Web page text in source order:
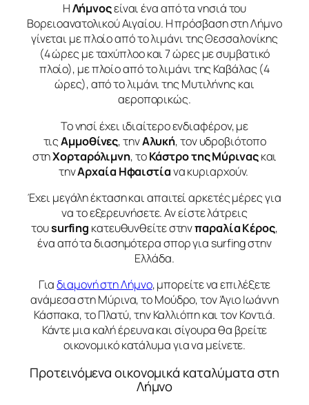
ΗΛήμνοςείναι ένα από τα νησιά του
Βορειοανατολικού Αιγαίου. Η πρόσβαση στη Λήμνο
γίνεται με πλοίο από το λιμάνι της Θεσσαλονίκης
(4 ώρες με ταχύπλοο και 7 ώρες με συμβατικό
πλοίο), με πλοίο από το λιμάνι της Καβάλας (4
ώρες), από το λιμάνι της Μυτιλήνης και
αεροπορικώς.
Το νησί έχει ιδιαίτερο ενδιαφέρον, με
τιςΑμμοθίνες, τηνΑλυκή, τον υδροβιότοπο
στηΧορταρόλιμνη, τοΚάστρο της Μύριναςκαι
τηνΑρχαία Ηφαιστίανα κυριαρχούν.
Έχει μεγάλη έκταση και απαιτεί αρκετές μέρες για
να το εξερευνήσετε. Αν είστε λάτρεις
τουsurfing κατευθυνθείτε στηνπαραλία Κέρος,
ένα από τα διασημότερα σπορ για surfing στην
Ελλάδα.
Γιαδιαμονή στη Λήμνο, μπορείτε να επιλέξετε
ανάμεσα στη Μύρινα, το Μούδρο, τον Άγιο Ιωάννη
Κάσπακα, το Πλατύ, την Καλλιόπη και τον Κοντιά.
Κάντε μια καλή έρευνα και σίγουρα θα βρείτε
οικονομικό κατάλυμα για να μείνετε.
Προτεινόμενα οικονομικά καταλύματα στη
Λήμνο